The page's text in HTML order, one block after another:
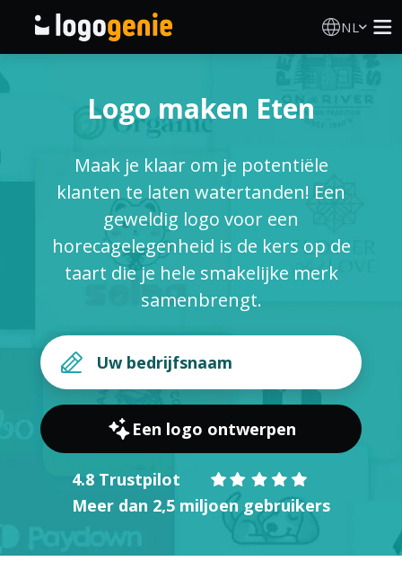
NL
AI logogenerator
Logo-ideeën
Gedrukte producten
INLOGGEN
Logo maken Eten
Maak je klaar om je potentiële
klanten te laten watertanden! Een
geweldig logo voor een
horecagelegenheid is de kers op de
taart die je hele smakelijke merk
samenbrengt.
Een logo ontwerpen
4.8 Trustpilot
Meer dan 2,5 miljoen gebruikers